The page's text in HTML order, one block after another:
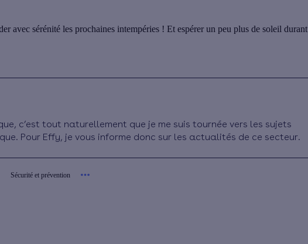
avec sérénité les prochaines intempéries ! Et espérer un peu plus de soleil durant
c’est tout naturellement que je me suis tournée vers les sujets
Pour Effy, je vous informe donc sur les actualités de ce secteur.
Sécurité et prévention